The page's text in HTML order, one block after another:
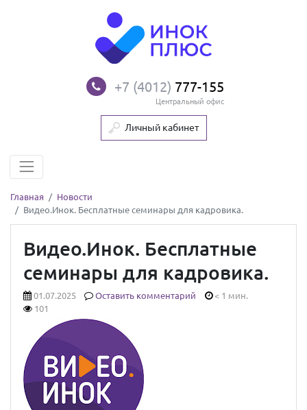
+7 (4012) 777-155
Центральный офис
Личный кабинет
Главная
Новости
Видео.Инок. Бесплатные семинары для кадровика.
Видео.Инок. Бесплатные
семинары для кадровика.
01.07.2025 Оставить комментарий
< 1 мин.
101